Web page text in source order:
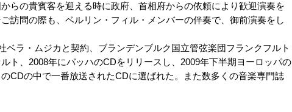
らの貴賓客を迎える時に政府、首相府からの依頼により歓迎演奏を
訪問の際も、ベルリン・フィル・メンバーの伴奏で、御前演奏をし
ベラ・ムジカと契約、ブランデンブルク国立管弦楽団フランクフルト
ト、2008年にバッハのCDをリリースし、2009年下半期ヨーロッパの
CDの中で一番放送されたCDに選ばれた。また数多くの音楽専門誌